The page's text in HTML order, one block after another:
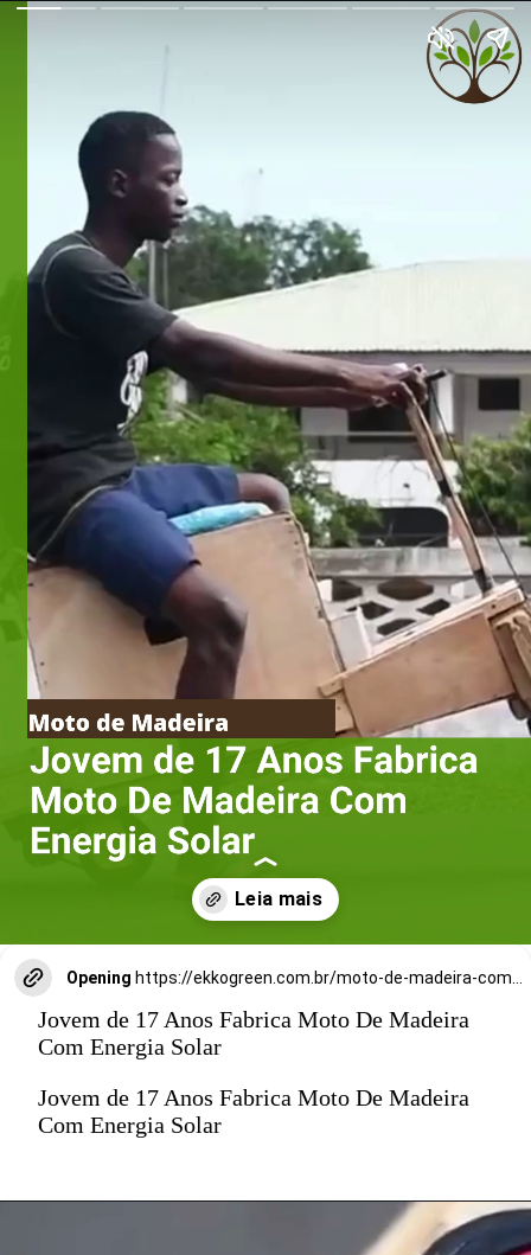
Opening https://ekkogreen.com.br/moto-de-madeira-com-energia-solar/?utm_source=google&utm_medium=discover&utm_campaign=web-stories
Jovem de 17 Anos Fabrica Moto De Madeira
Com Energia Solar
Jovem de 17 Anos Fabrica Moto De Madeira
Com Energia Solar